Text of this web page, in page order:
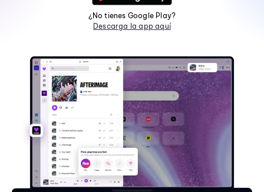
¿No tienes Google Play?
Descarga la app aquí